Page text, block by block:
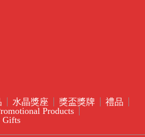
水晶獎座 獎盃獎牌
禮品
Products
Gifts